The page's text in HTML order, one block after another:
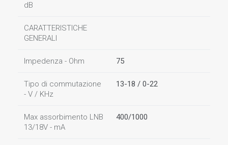
dB
CARATTERISTICHE
GENERALI
Impedenza - Ohm 75
Tipo di commutazione
- V / KHz
13-18 / 0-22
Max assorbimento LNB
13/18V - mA
400/1000